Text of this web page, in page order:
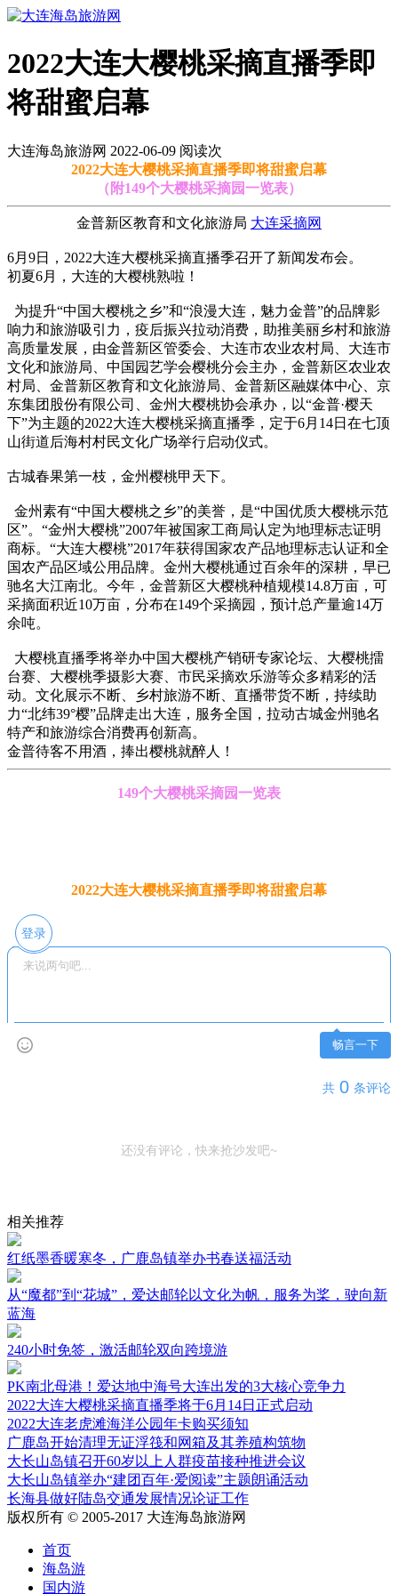
2022大连大樱桃采摘直播季即
将甜蜜启幕
大连海岛旅游网 2022-06-09 阅读次
2022大连大樱桃采摘直播季即将甜蜜启幕
（附149个大樱桃采摘园一览表）
金普新区教育和文化旅游局 大连采摘网
6月9日，2022大连大樱桃采摘直播季召开了新闻发布会。
初夏6月，大连的大樱桃熟啦！
为提升“中国大樱桃之乡”和“浪漫大连，魅力金普”的品牌影
响力和旅游吸引力，疫后振兴拉动消费，助推美丽乡村和旅游
高质量发展，由金普新区管委会、大连市农业农村局、大连市
文化和旅游局、中国园艺学会樱桃分会主办，金普新区农业农
村局、金普新区教育和文化旅游局、金普新区融媒体中心、京
东集团股份有限公司、金州大樱桃协会承办，以“金普·樱天
下”为主题的2022大连大樱桃采摘直播季，定于6月14日在七顶
山街道后海村村民文化广场举行启动仪式。
古城春果第一枝，金州樱桃甲天下。
金州素有“中国大樱桃之乡”的美誉，是“中国优质大樱桃示范
区”。“金州大樱桃”2007年被国家工商局认定为地理标志证明
商标。“大连大樱桃”2017年获得国家农产品地理标志认证和全
国农产品区域公用品牌。金州大樱桃通过百余年的深耕，早已
驰名大江南北。今年，金普新区大樱桃种植规模14.8万亩，可
采摘面积近10万亩，分布在149个采摘园，预计总产量逾14万
余吨。
大樱桃直播季将举办中国大樱桃产销研专家论坛、大樱桃擂
台赛、大樱桃季摄影大赛、市民采摘欢乐游等众多精彩的活
动。文化展示不断、乡村旅游不断、直播带货不断，持续助
力“北纬39°樱”品牌走出大连，服务全国，拉动古城金州驰名
特产和旅游综合消费再创新高。
金普待客不用酒，捧出樱桃就醉人！
149个大樱桃采摘园一览表
2022大连大樱桃采摘直播季即将甜蜜启幕
登录
畅言一下
共 0 条评论
还没有评论，快来抢沙发吧~
相关推荐
红纸墨香暖寒冬，广鹿岛镇举办书春送福活动
从“魔都”到“花城”，爱达邮轮以文化为帆，服务为桨，驶向新
蓝海
240小时免签，激活邮轮双向跨境游
PK南北母港！爱达地中海号大连出发的3大核心竞争力
2022大连大樱桃采摘直播季将于6月14日正式启动
2022大连老虎滩海洋公园年卡购买须知
广鹿岛开始清理无证浮筏和网箱及其养殖构筑物
大长山岛镇召开60岁以上人群疫苗接种推进会议
大长山岛镇举办“建团百年·爱阅读”主题朗诵活动
长海县做好陆岛交通发展情况论证工作
版权所有 © 2005-2017 大连海岛旅游网
首页
海岛游
国内游